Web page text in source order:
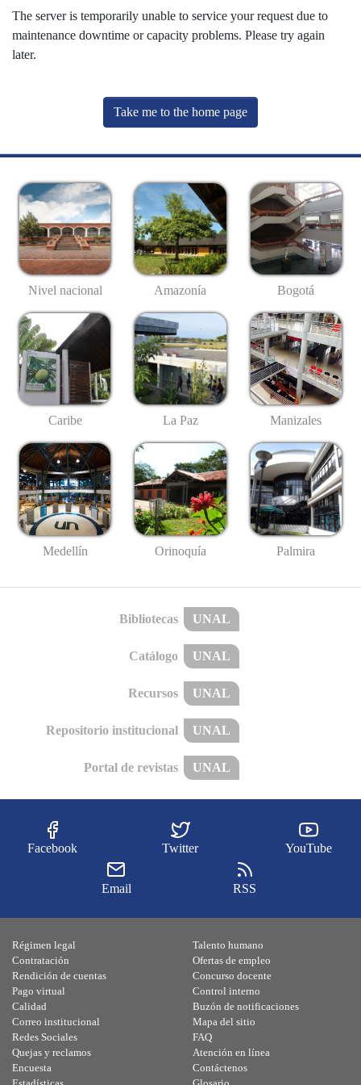
The server is temporarily unable to service your request due to
maintenance downtime or capacity problems. Please try again
later.
Take me to the home page
Nivel nacional Amazonía Bogotá
Caribe La Paz Manizales
Medellín Orinoquía Palmira
Bibliotecas UNAL
Catálogo UNAL
Recursos UNAL
Repositorio institucional UNAL
Portal de revistas UNAL
Facebook Twitter YouTube
Email RSS
Régimen legal
Contratación
Rendición de cuentas
Pago virtual
Calidad
Talento humano
Ofertas de empleo
Concurso docente
Control interno
Buzón de notificaciones
Correo institucional
Redes Sociales
Quejas y reclamos
Encuesta
Mapa del sitio
FAQ
Atención en línea
Contáctenos